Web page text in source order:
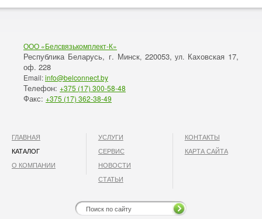
ООО «Белсвязькомплект-К»
Республика Беларусь, г. Минск, 220053, ул. Каховская 17,
оф. 228
Email:info@belconnect.by
Телефон: +375 (17) 300-58-48
Факс: +375 (17) 362-38-49
ГЛАВНАЯ
КАТАЛОГ
О КОМПАНИИ
УСЛУГИ
СЕРВИС
НОВОСТИ
СТАТЬИ
КОНТАКТЫ
КАРТА САЙТА